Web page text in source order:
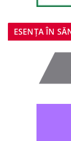
ESENȚA ÎN